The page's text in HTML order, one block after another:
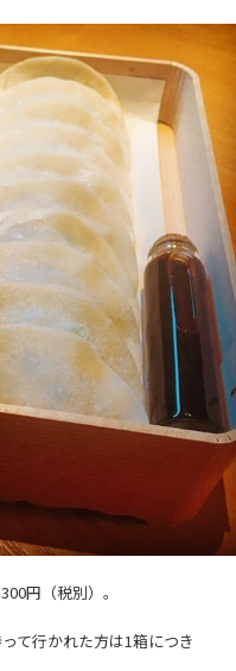
円（税別）。
て行かれた方は1箱につき